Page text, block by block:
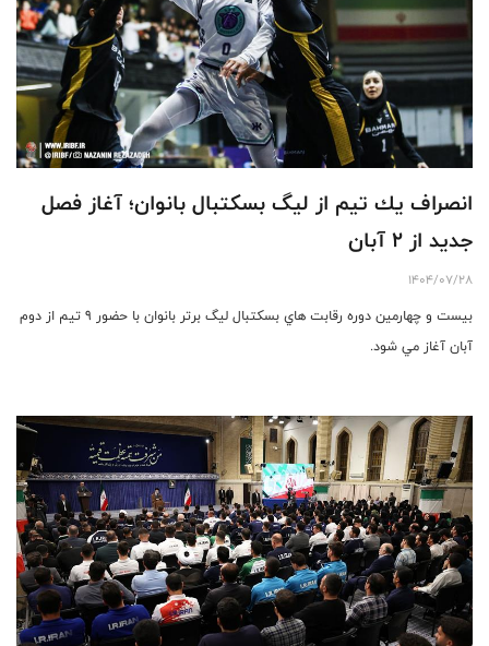
انصراف يك تيم از ليگ بسكتبال بانوان؛ آغاز فصل
جديد از ٢ آبان
1404/07/28
بيست و چهارمين دوره رقابت هاي بسكتبال ليگ برتر بانوان با حضور ٩ تيم از دوم
آبان آغاز مي شود.